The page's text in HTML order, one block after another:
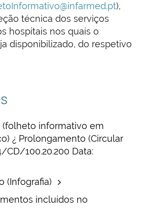
),
técnica dos serviços
hospitais nos quais o
disponibilizado, do respetivo
(folheto informativo em
¿ Prolongamento (Circular
CD/100.20.200 Data:
(Infografia)
incluídos no